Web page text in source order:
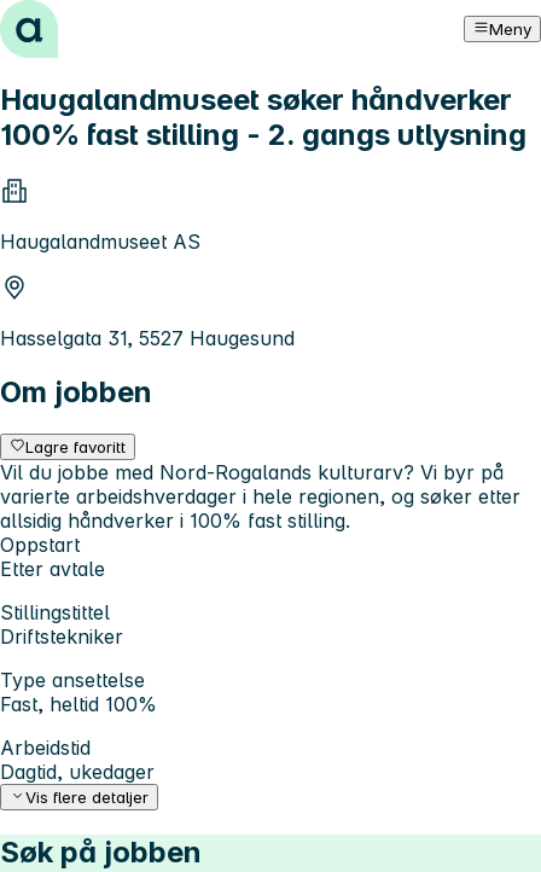
Hopp til innhold Meny
Haugalandmuseet søker håndverker
100% fast stilling - 2. gangs utlysning
Haugalandmuseet AS
Hasselgata 31, 5527 Haugesund
Om jobben
Lagre favoritt
Vil du jobbe med Nord-Rogalands kulturarv? Vi byr på
varierte arbeidshverdager i hele regionen, og søker etter
allsidig håndverker i 100% fast stilling.
Oppstart
Etter avtale
Stillingstittel
Driftstekniker
Type ansettelse
Fast, heltid 100%
Arbeidstid
Dagtid, ukedager
Vis flere detaljer
Søk på jobben